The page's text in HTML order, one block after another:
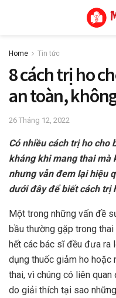
Home Tin tức
8 cách trị ho
an toàn,
26 Tháng 12, 2022
Có nhiều cách trị ho cho
kháng khi mang thai mà
nhưng vẫn đem lại hiệu
dưới đây để biết cách trị
Một trong những vấn đề
bầu thường gặp trong
hết các bác sĩ đều đưa ra
dụng thuốc giảm ho hoặc
thai, vì chúng có liên
do giải thích tại sao